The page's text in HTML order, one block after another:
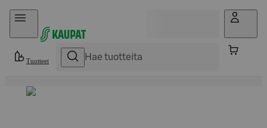
Hyppää sisältöön
Tuotteet